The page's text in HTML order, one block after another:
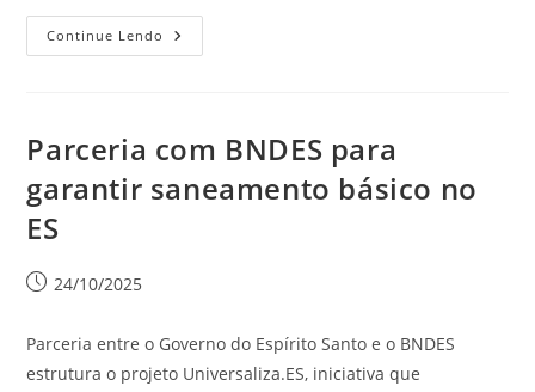
Continue Lendo
Parceria com BNDES para
garantir saneamento básico no
ES
24/10/2025
Parceria entre o Governo do Espírito Santo e o BNDES
estrutura o projeto Universaliza.ES, iniciativa que